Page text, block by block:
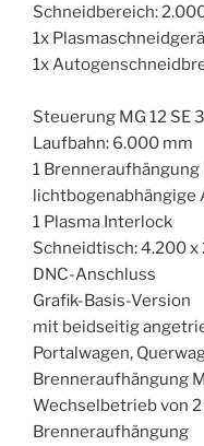
Schneidbereich:
1x
1x
Steuerung MG 12 SE
Laufbahn: 6.000 mm
1 Brenneraufhängung
lichtbogenabhängige
1 Plasma Interlock
Schneidtisch: 4.200 x
DNC-Anschluss
Grafik-Basis-Version
mit beidseitig
Portalwagen,
Brenneraufhängung
Wechselbetrieb von
Brenneraufhängung